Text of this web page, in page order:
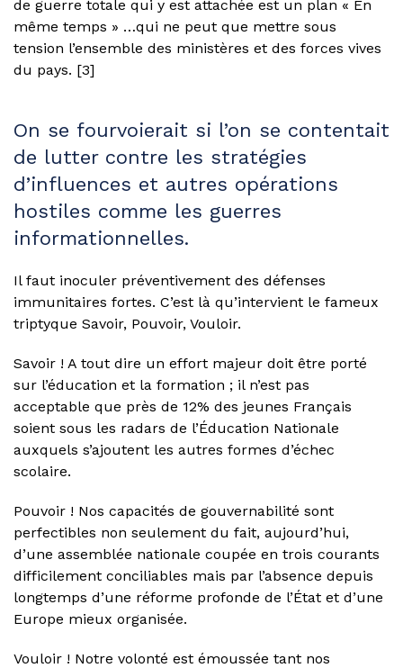
de guerre totale qui y est attachée est un plan « En
même temps » …qui ne peut que mettre sous
tension l’ensemble des ministères et des forces vives
du pays. [3]
On se fourvoierait si l’on se contentait
de lutter contre les stratégies
d’influences et autres opérations
hostiles comme les guerres
informationnelles.
Il faut inoculer préventivement des défenses
immunitaires fortes. C’est là qu’intervient le fameux
triptyque Savoir, Pouvoir, Vouloir.
Savoir ! A tout dire un effort majeur doit être porté
sur l’éducation et la formation ; il n’est pas
acceptable que près de 12% des jeunes Français
soient sous les radars de l’Éducation Nationale
auxquels s’ajoutent les autres formes d’échec
scolaire.
Pouvoir ! Nos capacités de gouvernabilité sont
perfectibles non seulement du fait, aujourd’hui,
d’une assemblée nationale coupée en trois courants
difficilement conciliables mais par l’absence depuis
longtemps d’une réforme profonde de l’État et d’une
Europe mieux organisée.
Vouloir ! Notre volonté est émoussée tant nos